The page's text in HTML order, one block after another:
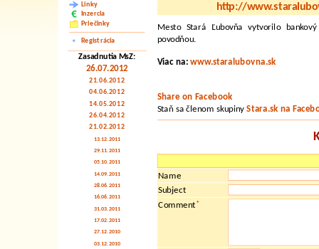
Linky
Inzercia
Priečinky
Registrácia
Zasadnutia MsZ:
26.07.2012
21.06.2012
04.06.2012
14.05.2012
26.04.2012
21.02.2012
13.12.2011
29.11.2011
05.10.2011
14.09.2011
28.06.2011
16.06.2011
31.03.2011
17.02.2011
27.12.2010
03.12.2010
http://
Mesto Stará Ľubovňa vytvorilo
povodňou.
Viac na: www.staralubovna.sk
Share on Facebook
Staň sa členom skupinyStara.sk na
Name
Subject
Comment*